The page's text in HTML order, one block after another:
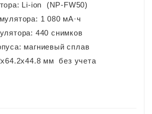
Li-ion (NP-FW50)
1 080 мА·ч
440 снимков
магниевый сплав
мм без учета